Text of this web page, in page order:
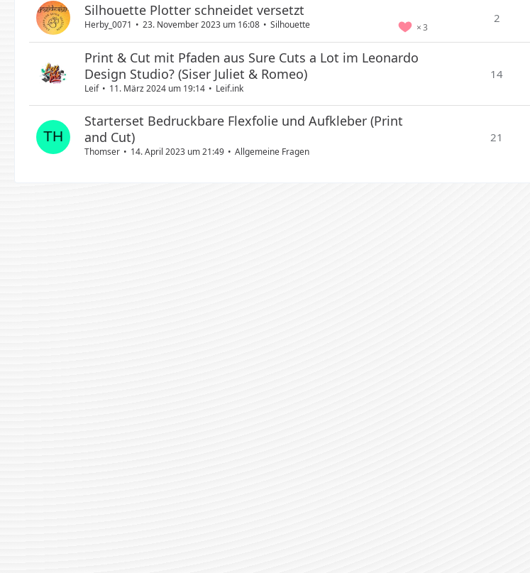
Silhouette Plotter schneidet versetzt
3
Herby_0071 23. November 2023 um 16:08 Silhouette 2
Print & Cut mit Pfaden aus Sure Cuts a Lot im Leonardo
Design Studio? (Siser Juliet & Romeo)
Leif 11. März 2024 um 19:14 Leif.ink
14
Starterset Bedruckbare Flexfolie und Aufkleber (Print
and Cut)
Thomser 14. April 2023 um 21:49 Allgemeine Fragen
21